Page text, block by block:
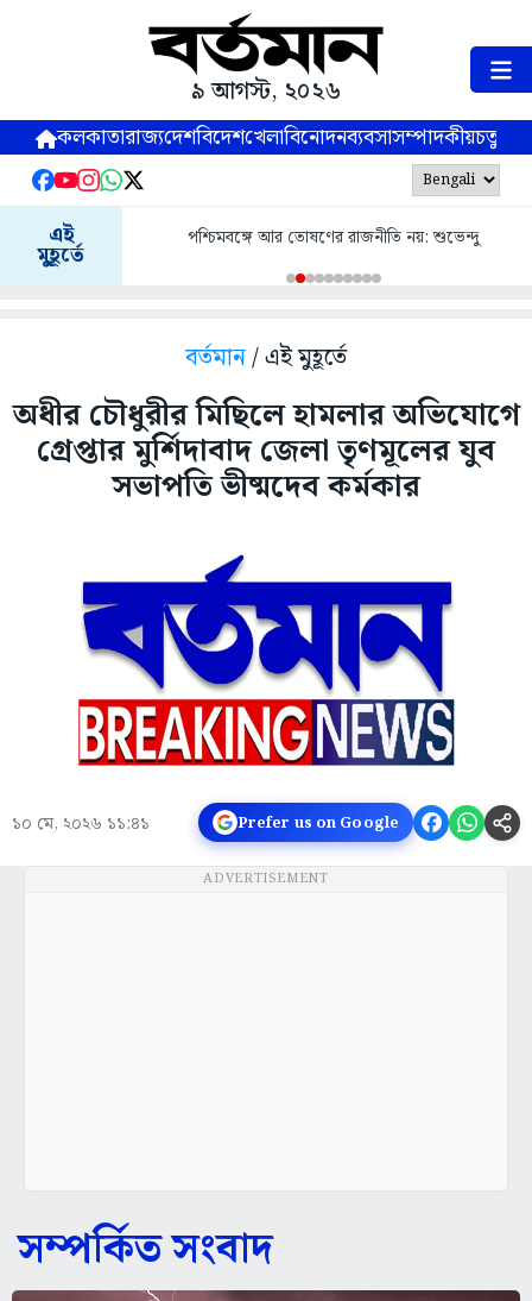
৯ আগস্ট, ২০২৬
কলকাতারাজ্যদেশবিদেশখেলাবিনোদনব্যবসাসম্পাদকীয়
এই
মুহূর্তে
পশ্চিমবঙ্গে আর তোষণের রাজনীতি নয়: শুভেন্দু
বর্তমান/ এই মুহূর্তে
অধীর চৌধুরীর মিছিলে হামলার অভিযোগে
গ্রেপ্তার মুর্শিদাবাদ জেলা তৃণমূলের যুব
সভাপতি ভীষ্মদেব কর্মকার
১০ মে, ২০২৬ ১১:৪১ Prefer us on Google
ADVERTISEMENT
সম্পর্কিত সংবাদ